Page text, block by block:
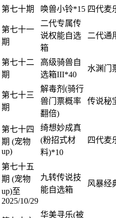
第七十期 唤兽小铃*15 四代麦
第七十一
期
二代专属传
说权能自选
箱
二代通
第七十二
期
高级骑兽自
选箱III*40
水渊门
第七十三
期
解毒剂(骑行
兽门票概率
翻倍)
传说秘
第七十四
期 (宠物
up)
绮想妙成真
(粉招式材
料)*10
四代麦
第七十五
期 (宠物
up)至
2025/10/29
九转传说技
能自选箱
风暴经
华美寻乐(被